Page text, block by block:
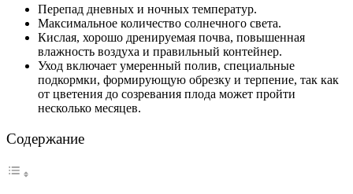
Перепад дневных и ночных температур.
Максимальное количество солнечного света.
Кислая, хорошо дренируемая почва, повышенная
влажность воздуха и правильный контейнер.
Уход включает умеренный полив, специальные
подкормки, формирующую обрезку и терпение, так как
от цветения до созревания плода может пройти
несколько месяцев.
Содержание